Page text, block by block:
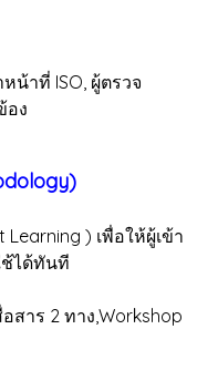
าที่ ISO, ผู้ตรวจ
อง
) เพื่อให้ผู้เข้า
ได้ทันที
าร 2 ทาง,Workshop